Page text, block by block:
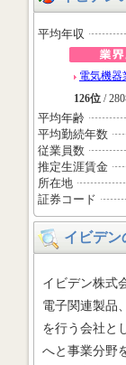
平均年収
電気機器
126位 /
平均年齢
平均勤続年数
従業員数
推定生涯賃金
所在地
証券コード
イビデン
イビデン株式
電子関連製品
を行う会社と
へと事業分野